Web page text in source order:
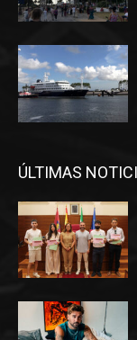
ÚLTIMAS